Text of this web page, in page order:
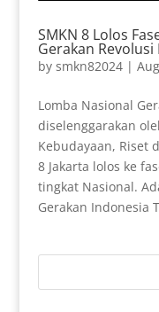
SMKN 8 Lolos
Gerakan
by smkn82024|
Lomba Nasional
diselenggarakan
Kebudayaan, Riset
8 Jakarta lolos ke
tingkat Nasional.
Gerakan Indonesia